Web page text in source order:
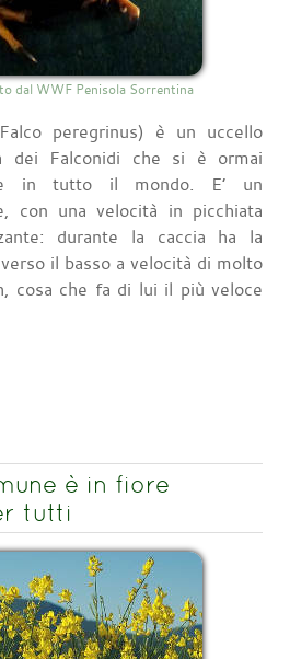
dal WWF Penisola Sorrentina
peregrinus) è un uccello
dei Falconidi che si è ormai
in tutto il mondo. E’ un
con una velocità in picchiata
durante la caccia ha la
il basso a velocità di molto
cosa che fa di lui il più veloce
è in fiore
tutti